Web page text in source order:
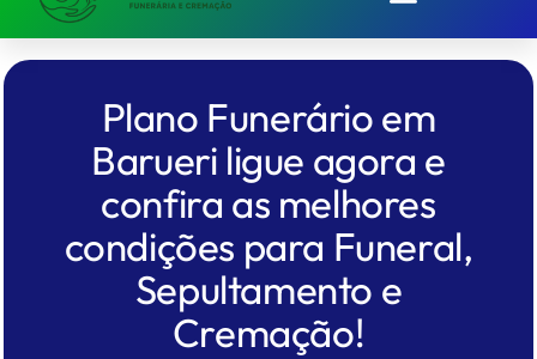
Plano Funerário em
Barueri ligue agora e
confira as melhores
condições para Funeral,
Sepultamento e
Cremação!